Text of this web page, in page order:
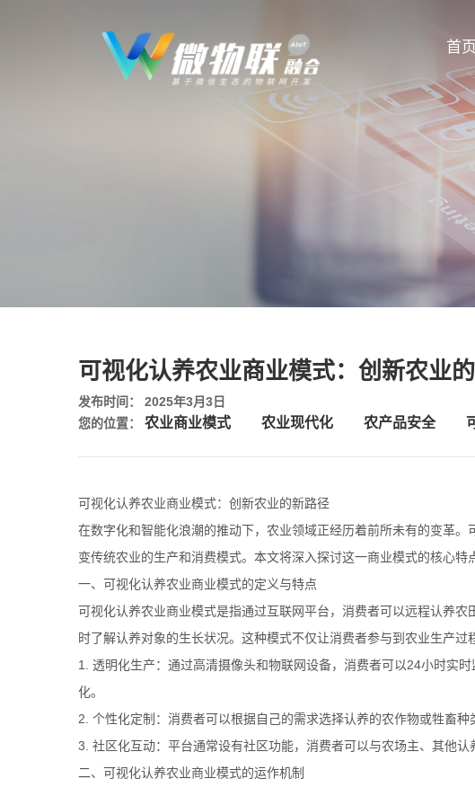
首页
可视化认养农业商业模式：创新农业
发布时间： 2025年3月3日
您的位置： 农业商业模式 农业现代化 农产品安全
可视化认养农业商业模式：创新农业的新路径
在数字化和智能化浪潮的推动下，农业领域正经历着前所未有的变革
变传统农业的生产和消费模式。本文将深入探讨这一商业模式的核心特
一、可视化认养农业商业模式的定义与特点
可视化认养农业商业模式是指通过互联网平台，消费者可以远程认养
时了解认养对象的生长状况。这种模式不仅让消费者参与到农业生产过
1. 透明化生产：通过高清摄像头和物联网设备，消费者可以24小时实
化。
2. 个性化定制：消费者可以根据自己的需求选择认养的农作物或牲畜种
3. 社区化互动：平台通常设有社区功能，消费者可以与农场主、其他认
二、可视化认养农业商业模式的运作机制